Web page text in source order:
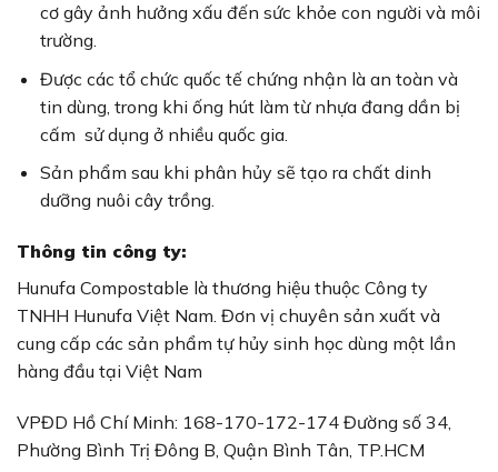
cơ gây ảnh hưởng xấu đến sức khỏe con người và môi
trường.
Được các tổ chức quốc tế chứng nhận là an toàn và
tin dùng, trong khi ống hút làm từ nhựa đang dần bị
cấm sử dụng ở nhiều quốc gia.
Sản phẩm sau khi phân hủy sẽ tạo ra chất dinh
dưỡng nuôi cây trồng.
Thông tin công ty:
Hunufa Compostable là thương hiệu thuộc Công ty
TNHH Hunufa Việt Nam. Đơn vị chuyên sản xuất và
cung cấp các sản phẩm tự hủy sinh học dùng một lần
hàng đầu tại Việt Nam
VPĐD Hồ Chí Minh: 168-170-172-174 Đường số 34,
Phường Bình Trị Đông B, Quận Bình Tân, TP.HCM